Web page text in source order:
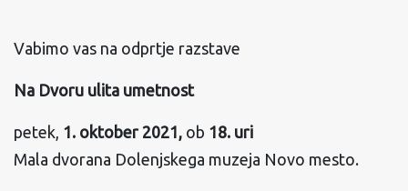
Vabimo vas na odprtje razstave
Na Dvoru ulita umetnost
petek, 1. oktober 2021, ob 18. uri
Mala dvorana Dolenjskega muzeja Novo mesto.